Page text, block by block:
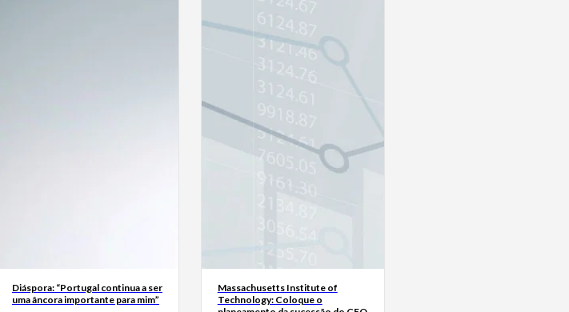
Diáspora: “Portugal continua a ser
uma âncora importante para mim”
Massachusetts Institute of
Technology: Coloque o